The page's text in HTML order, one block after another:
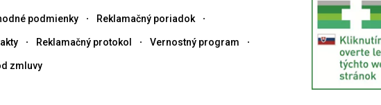
podmienky Reklamačný poriadok
Reklamačný protokol Vernostný program
zmluvy